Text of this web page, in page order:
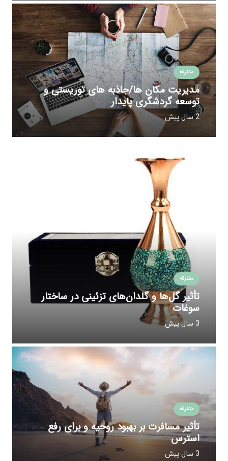
متفرقه
مدیریت مکان ها/جاذبه های توریستی و
توسعه گردشگری پایدار
2 سال پیش
متفرقه
تأثیر گل‌ها و گلدان‌های تزئینی در ساختار
سوغات
3 سال پیش
متفرقه
تأثیر مسافرت بر بهبود روحیه و برای رفع
استرس
3 سال پیش